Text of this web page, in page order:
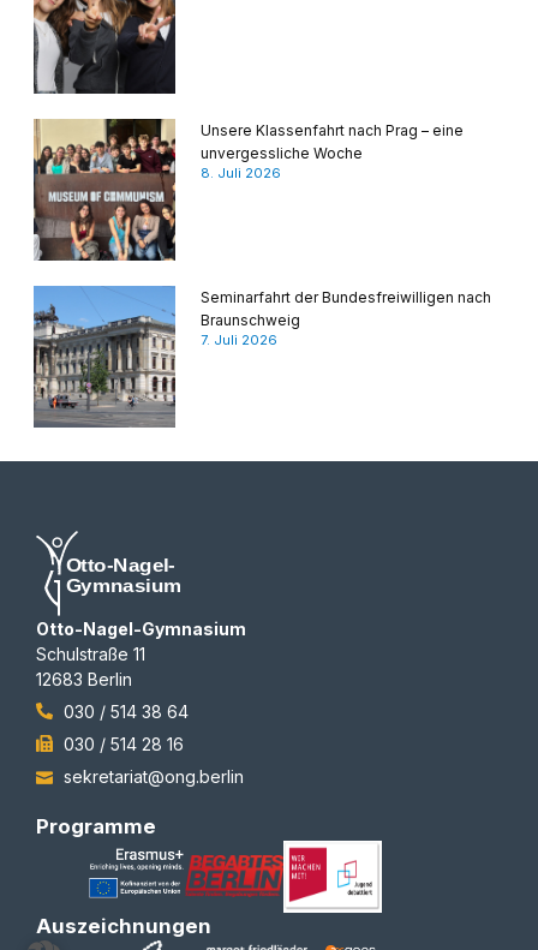
Unsere Klassenfahrt nach Prag – eine
unvergessliche Woche
8. Juli 2026
Seminarfahrt der Bundesfreiwilligen nach
Braunschweig
7. Juli 2026
Otto-Nagel-Gymnasium
Schulstraße 11
12683 Berlin
030 / 514 38 64
030 / 514 28 16
sekretariat@ong.berlin
Programme
Auszeichnungen